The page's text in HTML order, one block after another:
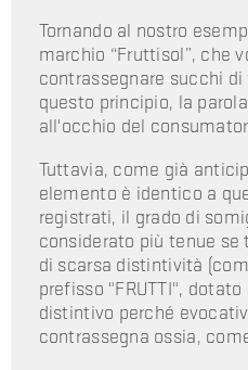
Tornando al nostro
marchio “Fruttisol”, che
contrassegnare succhi
questo principio, la parola
all'occhio del
Tuttavia, come già
elemento è identico a
registrati, il grado di
considerato più tenue
di scarsa distintività
prefisso "FRUTTI",
distintivo perché
contrassegna ossia,